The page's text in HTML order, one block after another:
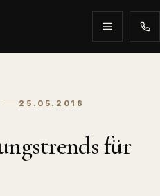
25.05.2018
für